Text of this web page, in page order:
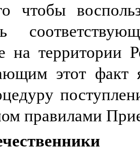
чтобы
на территории
этот факт
правилами